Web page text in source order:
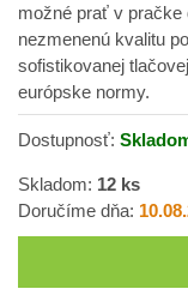
možné prať v pračke
nezmenenú kvalitu
sofistikovanej
európske normy.
Dostupnosť:
Skladom: 12 ks
Doručíme dňa: